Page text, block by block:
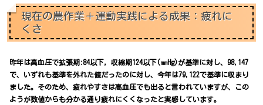
現在の農作業＋運動実践による成果：疲れに
くさ
昨年は高血圧で拡張期:84以下，収縮期124以下(㎜Hg)が基準に対し、98,147
で、いずれも基準を外れた値だったのに対し、今年は79,122で基準に収まり
ました。そのため、疲れやすさは高血圧でも出ると言われていますが、この
ようが数値からも分かる通り疲れにくくなったと実感しています。